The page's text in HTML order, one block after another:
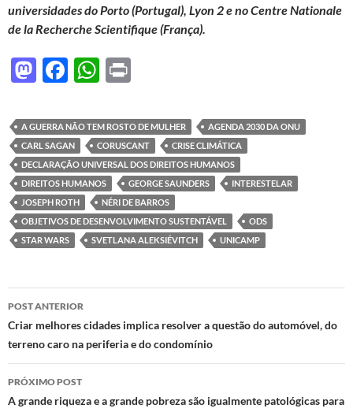
universidades do Porto (Portugal), Lyon 2 e no Centre Nationale
de la Recherche Scientifique (França).
M
to
d
o
n
F
e
b
o
o
k
W
at
s
A
p
p
nt
A GUERRA NÃO TEM ROSTO DE MULHER
AGENDA 2030 DA ONU
CARL SAGAN
CORUSCANT
CRISE CLIMÁTICA
DECLARAÇÃO UNIVERSAL DOS DIREITOS HUMANOS
DIREITOS HUMANOS
GEORGE SAUNDERS
INTERESTELAR
JOSEPH ROTH
NÉRI DE BARROS
OBJETIVOS DE DESENVOLVIMENTO SUSTENTÁVEL
ODS
STAR WARS
SVETLANA ALEKSIÉVITCH UNICAMP
Navegação
de
posts
POST ANTERIOR
Criar melhores cidades implica resolver a questão do automóvel, do
terreno caro na periferia e do condomínio
PRÓXIMO POST
A grande riqueza e a grande pobreza são igualmente patológicas para